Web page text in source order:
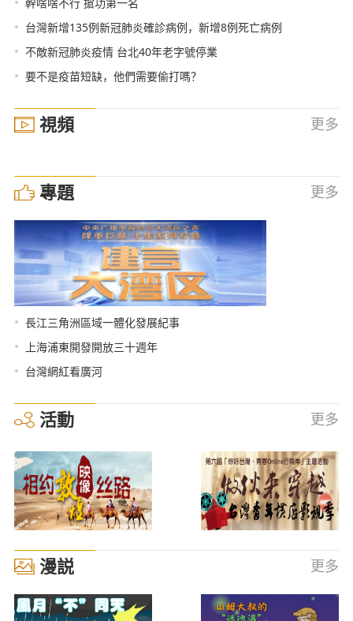
• 台灣新增135例新冠肺炎確診病例，新增8例死亡病例
• 不敵新冠肺炎疫情 台北40年老字號停業
• 要不是疫苗短缺，他們需要偷打嗎？
視頻 更多
專題 更多
• 長江三角洲區域一體化發展紀事
• 上海浦東開發開放三十週年
• 台灣網紅看廣河
活動 更多
漫説 更多